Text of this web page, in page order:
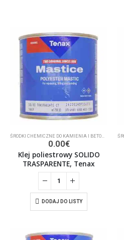
ŚRODKI CHEMICZNE DO KAMIENIA I BETONU KLEJ
0.00€
Klej poliestrowy SOLIDO
TRASPARENTE, Tenax
DODAJ DO LISTY